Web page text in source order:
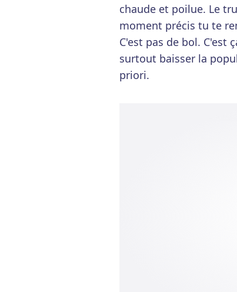
chaude et poilue. Le
moment précis tu te
C'est pas de bol. C'est
surtout baisser la
priori.